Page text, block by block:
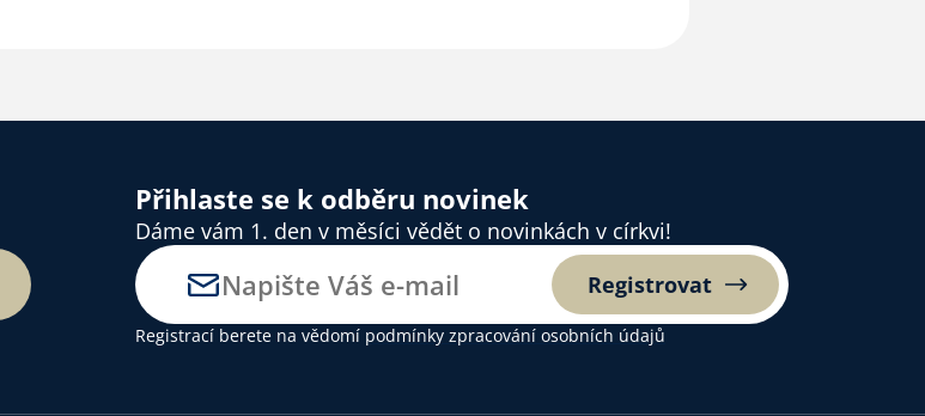
Přihlaste se k odběru novinek
Dáme vám 1. den v měsíci vědět o novinkách v církvi!
Registrovat
Registrací berete na vědomí podmínky zpracování osobních údajů